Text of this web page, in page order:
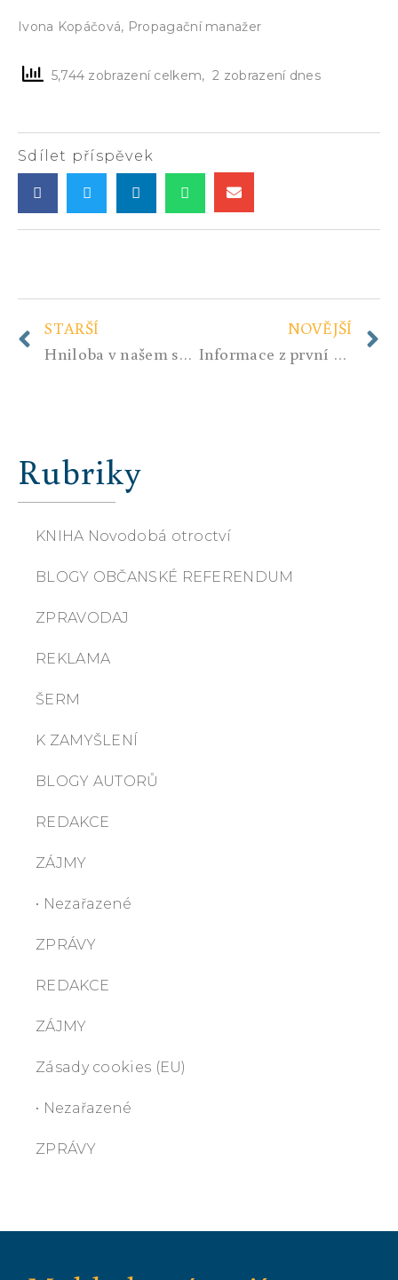
Ivona Kopáčová, Propagační manažer
5,744 zobrazení celkem, 2 zobrazení dnes
Sdílet příspěvek
STARŠÍ
Hniloba v našem státě.
NOVĚJŠÍ
Informace z první ruky? On-line porada s poslanci
Rubriky
KNIHA Novodobá otroctví
BLOGY OBČANSKÉ REFERENDUM
ZPRAVODAJ
REKLAMA
ŠERM
K ZAMYŠLENÍ
BLOGY AUTORŮ
REDAKCE
ZÁJMY
• Nezařazené
ZPRÁVY
REDAKCE
ZÁJMY
Zásady cookies (EU)
• Nezařazené
ZPRÁVY